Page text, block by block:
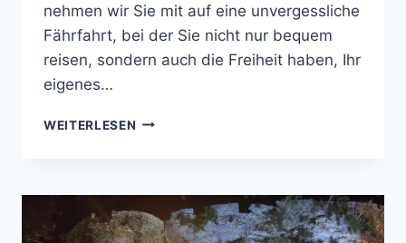
nehmen wir Sie mit auf eine unvergessliche
Fährfahrt, bei der Sie nicht nur bequem
reisen, sondern auch die Freiheit haben, Ihr
eigenes…
WEITERLESEN CAMPING
UNVERGESSLICHE
FÄHRFAHRT
VON